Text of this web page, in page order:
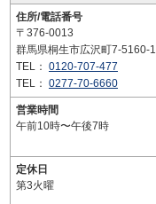
住所/電話番号
〒376-0013
群馬県桐生市広沢町7-5160-1
TEL： 0120-707-477
TEL： 0277-70-6660
営業時間
午前10時〜午後7時
定休日
第3火曜